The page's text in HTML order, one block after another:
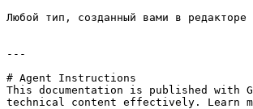
Любой тип, созданный вами в редакторе
---
# Agent Instructions
This documentation is published with
technical content effectively. Learn